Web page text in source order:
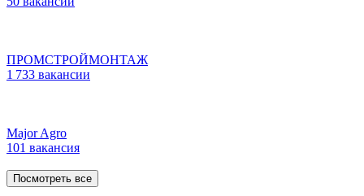
ПРОМСТРОЙМОНТАЖ
1 733 вакансии
Major Agro
101 вакансия
Посмотреть все